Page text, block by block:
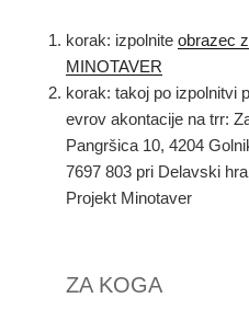
korak: izpolnite obrazec
MINOTAVER
korak: takoj po izpolnitvi
evrov akontacije na trr:
Pangršica 10, 4204
7697 803 pri Delavski
Projekt Minotaver
ZA KOGA